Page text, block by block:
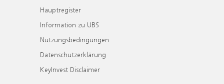
Hauptregister
Information zu UBS
Nutzungsbedingungen
Datenschutzerklärung
KeyInvest Disclaimer